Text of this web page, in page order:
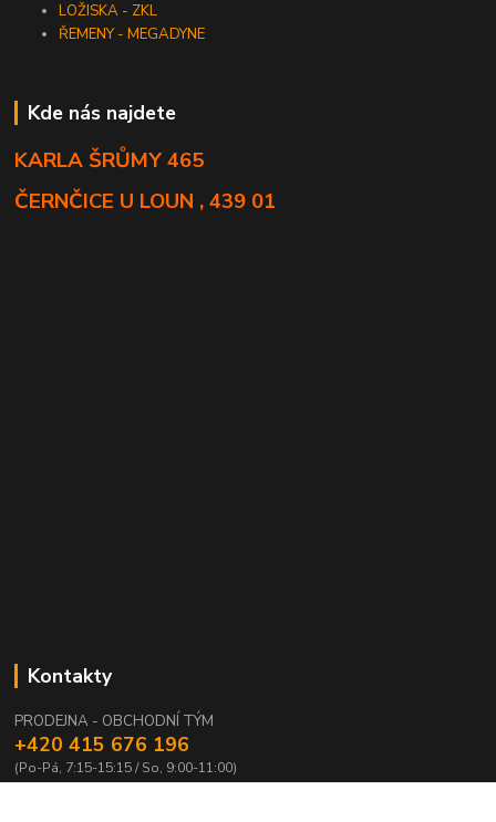
LOŽISKA - ZKL
ŘEMENY - MEGADYNE
Kde nás najdete
KARLA ŠRŮMY 465
ČERNČICE U LOUN , 439 01
Kontakty
PRODEJNA - OBCHODNÍ TÝM
+420 415 676 196
(Po-Pá, 7:15-15:15 / So, 9:00-11:00)